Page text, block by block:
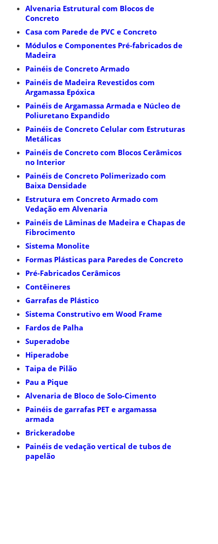
Alvenaria Estrutural com Blocos de
Concreto
Casa com Parede de PVC e Concreto
Módulos e Componentes Pré-fabricados de
Madeira
Painéis de Concreto Armado
Painéis de Madeira Revestidos com
Argamassa Epóxica
Painéis de Argamassa Armada e Núcleo de
Poliuretano Expandido
Painéis de Concreto Celular com Estruturas
Metálicas
Painéis de Concreto com Blocos Cerâmicos
no Interior
Painéis de Concreto Polimerizado com
Baixa Densidade
Estrutura em Concreto Armado com
Vedação em Alvenaria
Painéis de Lâminas de Madeira e Chapas de
Fibrocimento
Sistema Monolite
Formas Plásticas para Paredes de Concreto
Pré-Fabricados Cerâmicos
Contêineres
Garrafas de Plástico
Sistema Construtivo em Wood Frame
Fardos de Palha
Superadobe
Hiperadobe
Taipa de Pilão
Pau a Pique
Alvenaria de Bloco de Solo-Cimento
Painéis de garrafas PET e argamassa
armada
Brickeradobe
Painéis de vedação vertical de tubos de
papelão